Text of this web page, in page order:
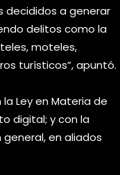
decididos a generar
delitos como la
moteles,
turísticos”, apuntó.
Ley en Materia de
digital; y con la
en aliados